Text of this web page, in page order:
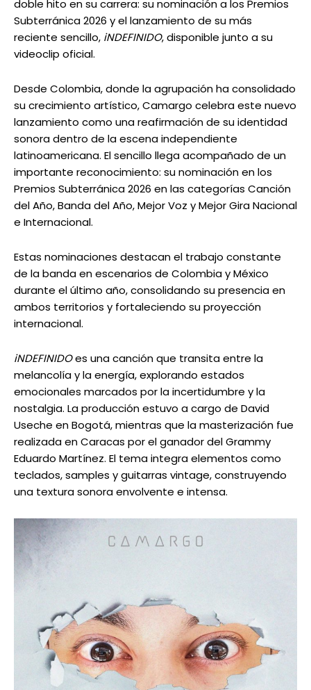
doble hito en su carrera: su nominación a los Premios
Subterránica 2026 y el lanzamiento de su más
reciente sencillo, iNDEFINIDO, disponible junto a su
videoclip oficial.
Desde Colombia, donde la agrupación ha consolidado
su crecimiento artístico, Camargo celebra este nuevo
lanzamiento como una reafirmación de su identidad
sonora dentro de la escena independiente
latinoamericana. El sencillo llega acompañado de un
importante reconocimiento: su nominación en los
Premios Subterránica 2026 en las categorías Canción
del Año, Banda del Año, Mejor Voz y Mejor Gira Nacional
e Internacional.
Estas nominaciones destacan el trabajo constante
de la banda en escenarios de Colombia y México
durante el último año, consolidando su presencia en
ambos territorios y fortaleciendo su proyección
internacional.
iNDEFINIDOes una canción que transita entre la
melancolía y la energía, explorando estados
emocionales marcados por la incertidumbre y la
nostalgia. La producción estuvo a cargo de David
Useche en Bogotá, mientras que la masterización fue
realizada en Caracas por el ganador del Grammy
Eduardo Martínez. El tema integra elementos como
teclados, samples y guitarras vintage, construyendo
una textura sonora envolvente e intensa.